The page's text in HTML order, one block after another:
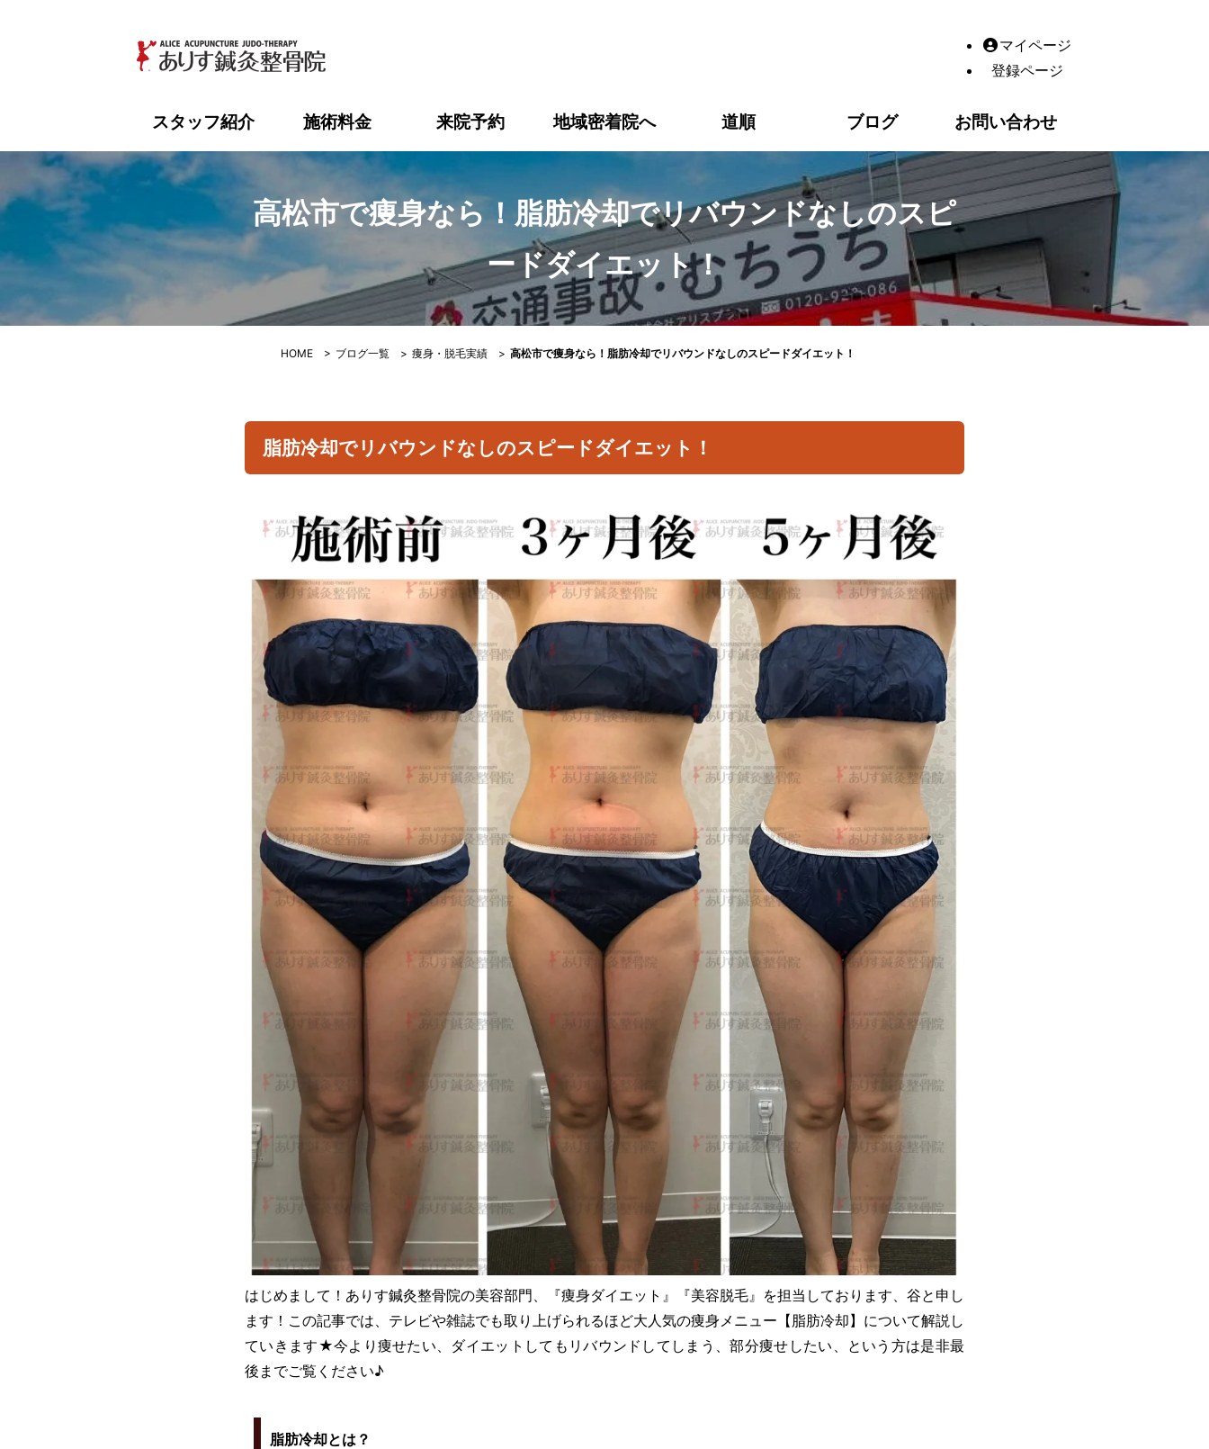
マイページ
登録ページ
高松市で痩身なら！脂肪冷却でリバウンドなしのスピードダイエット！｜【高松市】ありす鍼灸整骨院｜整体・鍼灸・産後の骨盤矯正
スタッフ紹介 施術料金 来院予約 地域密着院へ 道順 ブログ お問い合わせ
高松市で痩身なら！脂肪冷却でリバウンドなしのスピ
ードダイエット！
HOME > ブログ一覧 > 痩身・脱毛実績 > 高松市で痩身なら！脂肪冷却でリバウンドなしのスピードダイエット！
脂肪冷却でリバウンドなしのスピードダイエット！
はじめまして！ありす鍼灸整骨院の美容部門、『痩身ダイエット』『美容脱毛』を担当しております、谷と申し
ます！この記事では、テレビや雑誌でも取り上げられるほど大人気の痩身メニュー【脂肪冷却】について解説し
ていきます★今より痩せたい、ダイエットしてもリバウンドしてしまう、部分痩せしたい、という方は是非最
後までご覧ください♪
脂肪冷却とは？